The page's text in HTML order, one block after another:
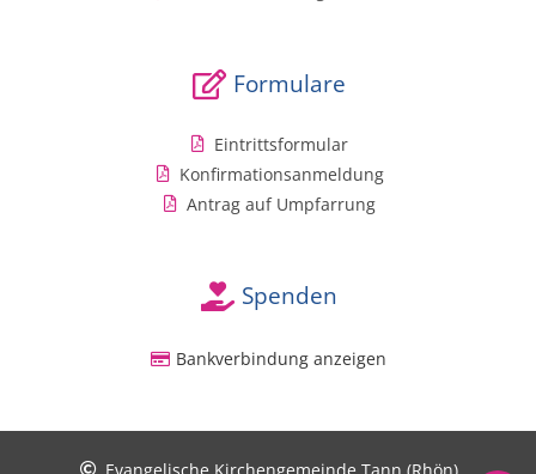
Formulare
Eintrittsformular
Konfirmationsanmeldung
Antrag auf Umpfarrung
Spenden
Bankverbindung anzeigen